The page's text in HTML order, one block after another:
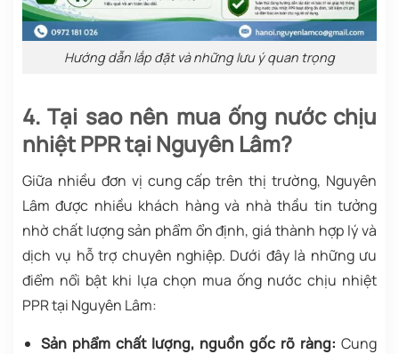
Hướng dẫn lắp đặt và những lưu ý quan trọng
4. Tại sao nên mua ống nước chịu
nhiệt PPR tại Nguyên Lâm?
Giữa nhiều đơn vị cung cấp trên thị trường, Nguyên
Lâm được nhiều khách hàng và nhà thầu tin tưởng
nhờ chất lượng sản phẩm ổn định, giá thành hợp lý và
dịch vụ hỗ trợ chuyên nghiệp. Dưới đây là những ưu
điểm nổi bật khi lựa chọn mua ống nước chịu nhiệt
PPR tại Nguyên Lâm:
Sản phẩm chất lượng, nguồn gốc rõ ràng: Cung